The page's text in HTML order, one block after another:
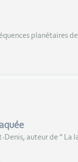
planétaires
auteur de "